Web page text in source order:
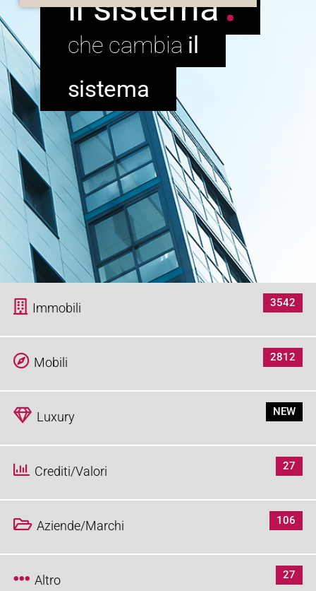
il sistema
il
sistema
Immobili 3542
Mobili 2812
Luxury NEW
Crediti/Valori 27
Aziende/Marchi 106
Altro 27